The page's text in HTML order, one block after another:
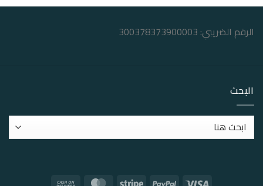
الرقم الضريبي: 300378373900003
البحث